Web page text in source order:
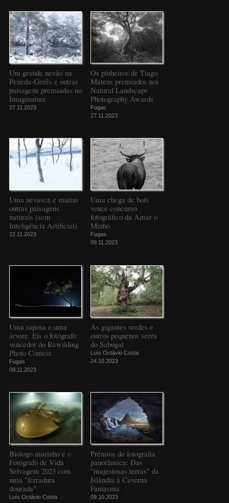
Um grande nevão na
Peneda-Gerês e outras
paisagens premiadas no
Imaginature
27.11.2023
Os pinheiros de Tiago
Mateus premiados nos
Natural Landscape
Photography Awards
Fugas
27.11.2023
Uma nevasca e muitas
outras paisagens
naturais (sem
Inteligência Artificial)
22.11.2023
Uma chega de bois
vence concurso
fotográfico da Amar o
Minho
Fugas
09.11.2023
Uma raposa e uma
árvore. Eis o fotógrafo
vencedor do Rewilding
Photo Contest
Fugas
09.11.2023
As gigantes verdes e
outros pequenos seres
do Sabugal
Luís Octávio Costa
24.10.2023
Biólogo marinho é o
Fotógrafo de Vida
Selvagem 2023 com
uma "ferradura
dourada"
Luís Octávio Costa
Prémios de fotografia
panorâmica: Das
"majestosas terras" da
Islândia à Caverna
Fantasma
09.10.2023